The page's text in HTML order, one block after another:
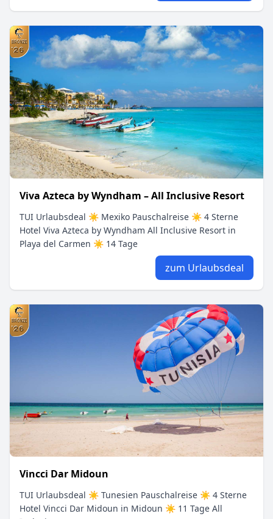
Viva Azteca by Wyndham – All Inclusive Resort
TUI Urlaubsdeal ☀ Mexiko Pauschalreise ☀ 4 Sterne
Hotel Viva Azteca by Wyndham All Inclusive Resort in
Playa del Carmen ☀ 14 Tage
zum Urlaubsdeal
Vincci Dar Midoun
TUI Urlaubsdeal ☀ Tunesien Pauschalreise ☀ 4 Sterne
Hotel Vincci Dar Midoun in Midoun ☀ 11 Tage All